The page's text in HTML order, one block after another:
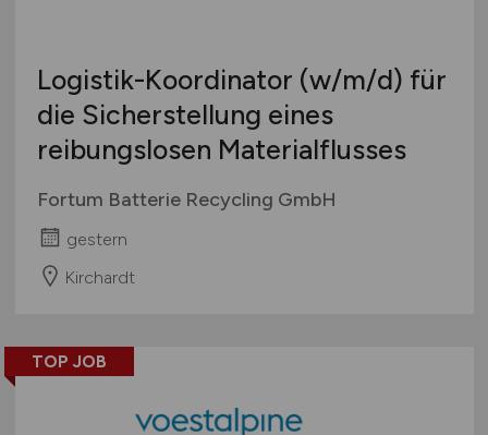
Logistik-Koordinator (w/m/d) für
die Sicherstellung eines
reibungslosen Materialflusses
Fortum Batterie Recycling GmbH
gestern
Kirchardt
TOP JOB